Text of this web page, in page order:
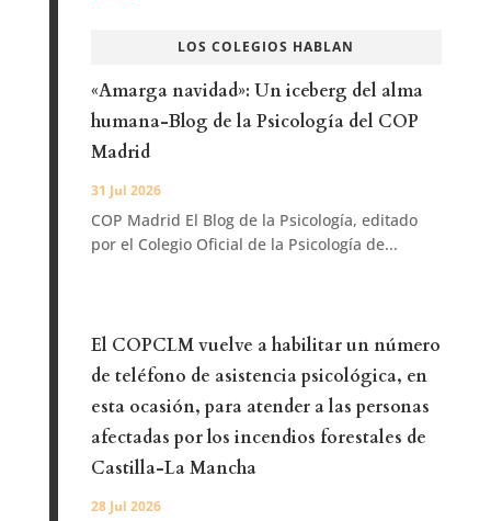
LOS COLEGIOS HABLAN
«Amarga navidad»: Un iceberg del alma
humana-Blog de la Psicología del COP
Madrid
31 Jul 2026
COP Madrid El Blog de la Psicología, editado
por el Colegio Oficial de la Psicología de...
El COPCLM vuelve a habilitar un número
de teléfono de asistencia psicológica, en
esta ocasión, para atender a las personas
afectadas por los incendios forestales de
Castilla-La Mancha
28 Jul 2026